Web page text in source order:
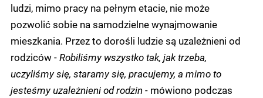
ludzi, mimo pracy na pełnym etacie, nie może
pozwolić sobie na samodzielne wynajmowanie
mieszkania. Przez to dorośli ludzie są uzależnieni od
rodziców -Robiliśmy wszystko tak, jak trzeba,
uczyliśmy się, staramy się, pracujemy, a mimo to
jesteśmy uzależnieni od rodzin - mówiono podczas